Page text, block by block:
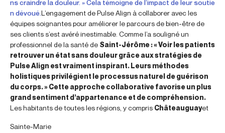
ns craindre la douleur. » Cela témoigne de l’impact de leur soutie
n dévoué. L’engagement de Pulse Align à collaborer avec les
équipes soignantes pour améliorer le parcours de bien-être de
ses clients s’est avéré inestimable. Comme l’a souligné un
professionnel de la santé de Saint-Jérôme : « Voir les patients
retrouver un état sans douleur grâce aux stratégies de
Pulse Align est vraiment inspirant. Leurs méthodes
holistiques privilégient le processus naturel de guérison
du corps. » Cette approche collaborative favorise un plus
grand sentiment d’appartenance et de compréhension.
Les habitants de toutes les régions, y compris Châteauguayet
Sainte-Marie